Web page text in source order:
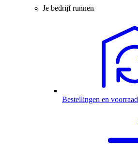
Je bedrijf runnen
Bestellingen en voorraad